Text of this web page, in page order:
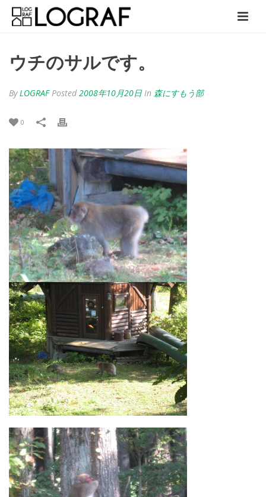
ウチのサルです。
ByLOGRAF Posted 2008年10月20日 In 森にすもう部
0